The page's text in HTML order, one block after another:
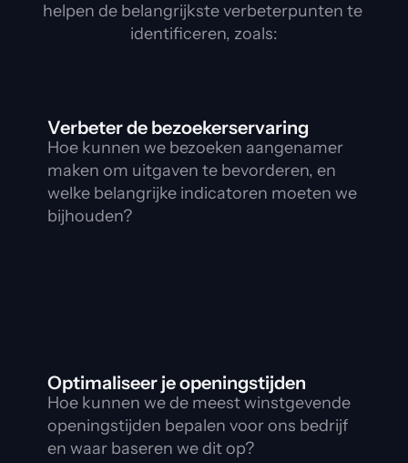
helpen de belangrijkste verbeterpunten te
identificeren, zoals:
Verbeter de bezoekerservaring
Hoe kunnen we bezoeken aangenamer
maken om uitgaven te bevorderen, en
welke belangrijke indicatoren moeten we
bijhouden?
Optimaliseer je openingstijden
Hoe kunnen we de meest winstgevende
openingstijden bepalen voor ons bedrijf
en waar baseren we dit op?